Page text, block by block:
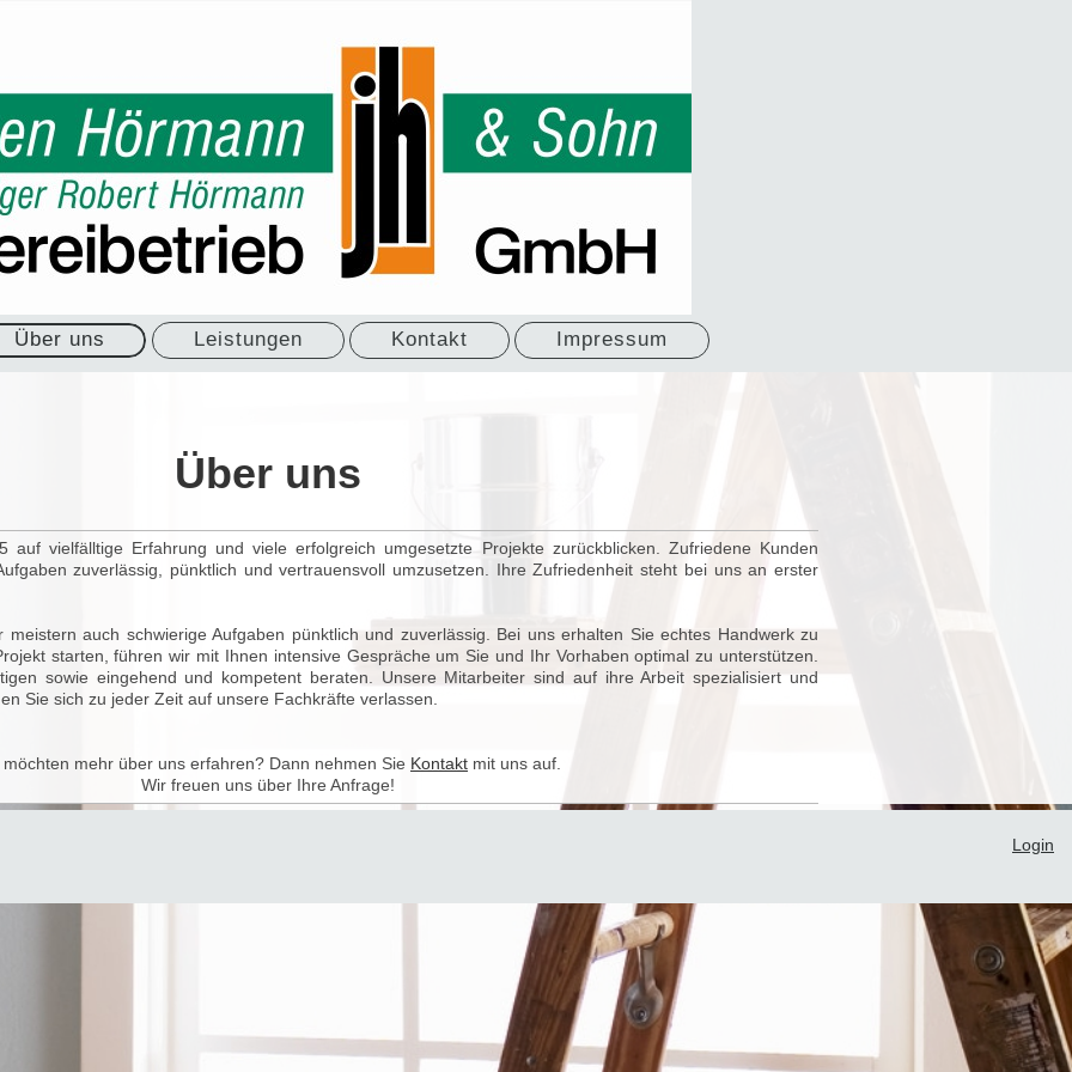
Über uns Leistungen Kontakt Impressum
Über uns
auf vielfälltige Erfahrung und viele erfolgreich umgesetzte Projekte zurückblicken. Zufriedene Kunden
zuverlässig, pünktlich und vertrauensvoll umzusetzen. Ihre Zufriedenheit steht bei uns an erster
auch schwierige Aufgaben pünktlich und zuverlässig. Bei uns erhalten Sie echtes Handwerk zu
starten, führen wir mit Ihnen intensive Gespräche um Sie und Ihr Vorhaben optimal zu unterstützen.
sowie eingehend und kompetent beraten. Unsere Mitarbeiter sind auf ihre Arbeit spezialisiert und
Sie sich zu jeder Zeit auf unsere Fachkräfte verlassen.
möchten mehr über uns erfahren? Dann nehmen Sie Kontakt mit uns auf.
Wir freuen uns über Ihre Anfrage!
Login